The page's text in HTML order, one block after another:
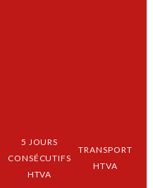
5 JOURS
CONSÉCUTIFS
HTVA
TRANSPORT
HTVA